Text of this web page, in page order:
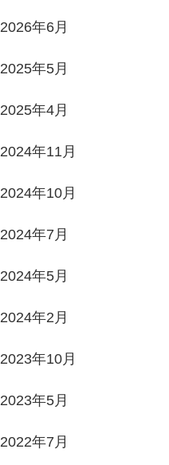
2026年6月
2025年5月
2025年4月
2024年11月
2024年10月
2024年7月
2024年5月
2024年2月
2023年10月
2023年5月
2022年7月